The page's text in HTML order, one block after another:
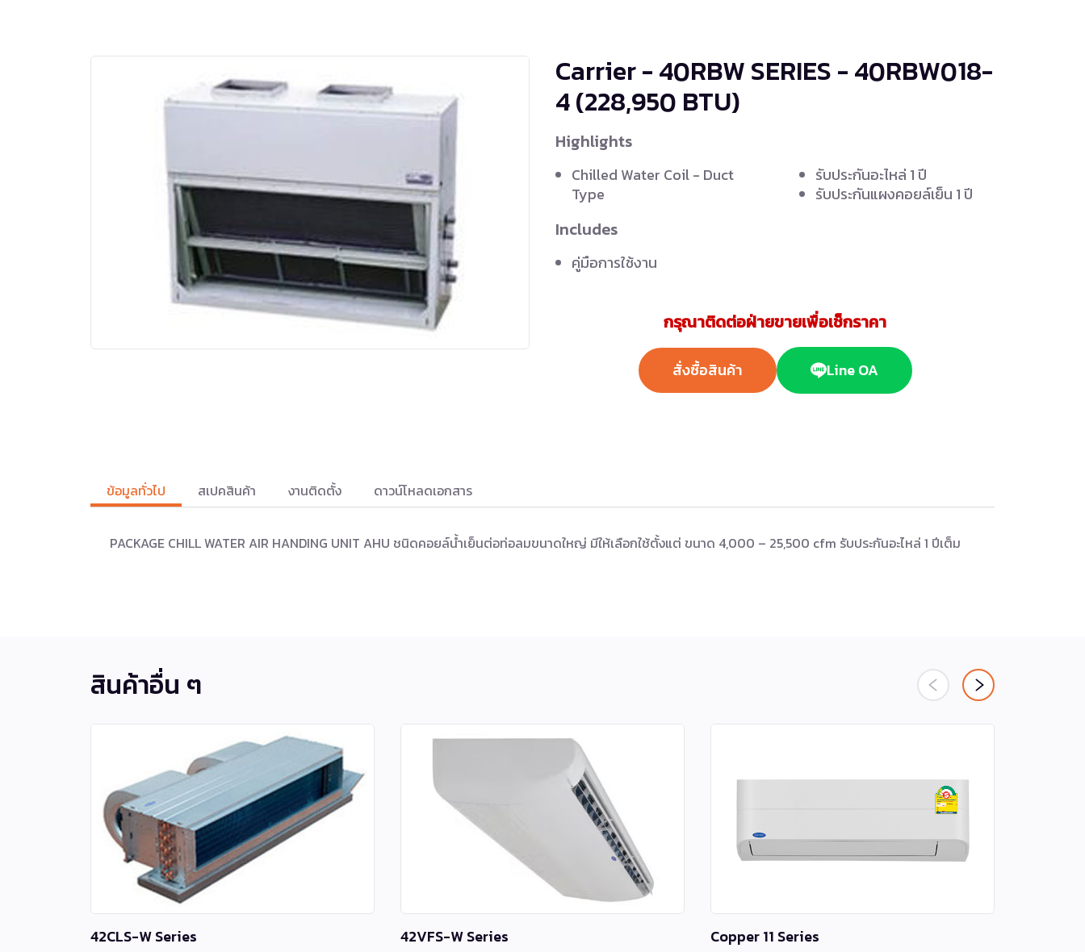
Carrier - 40RBW SERIES - 40RBW018-
4(228,950 BTU)
Highlights
Chilled Water Coil - Duct
Type
รับประกันอะไหล่ 1 ปี
รับประกันแผงคอยล์เย็น 1 ปี
Includes
คู่มือการใช้งาน
กรุณาติดต่อฝ่ายขายเพื่อเช็กราคา
สั่งซื้อสินค้า Line OA
ข้อมูลทั่วไป สเปคสินค้า งานติดตั้ง ดาวน์โหลดเอกสาร
PACKAGE CHILL WATER AIR HANDING UNIT AHU ชนิดคอยล์น้ำเย็นต่อท่อลมขนาดใหญ่ มีให้เลือกใช้ตั้งแต่ ขนาด 4,000 – 25,500 cfm รับประกันอะไหล่ 1 ปีเต็ม
สินค้าอื่น ๆ
42CLS-W Series 42VFS-W Series Copper 11 Series